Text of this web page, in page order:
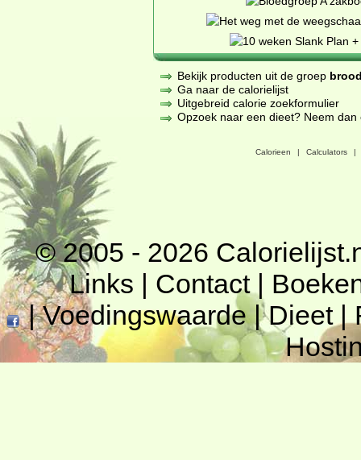
Bekijk producten uit de groep
Ga naar de calorielijst
Uitgebreid calorie zoekformulier
Opzoek naar een dieet? Neem
Calorieen | Calculators |
© 2005 - 2026
Links | Contact|
|Voedingswaarde|Dieet|